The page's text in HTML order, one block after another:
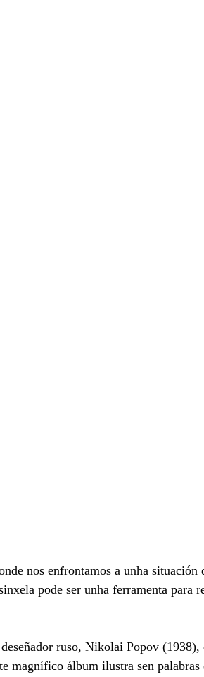
nos enfrontamos a unha situación
pode ser unha ferramenta para
ruso, Nikolai Popov
magnífico álbum ilustra sen palabras